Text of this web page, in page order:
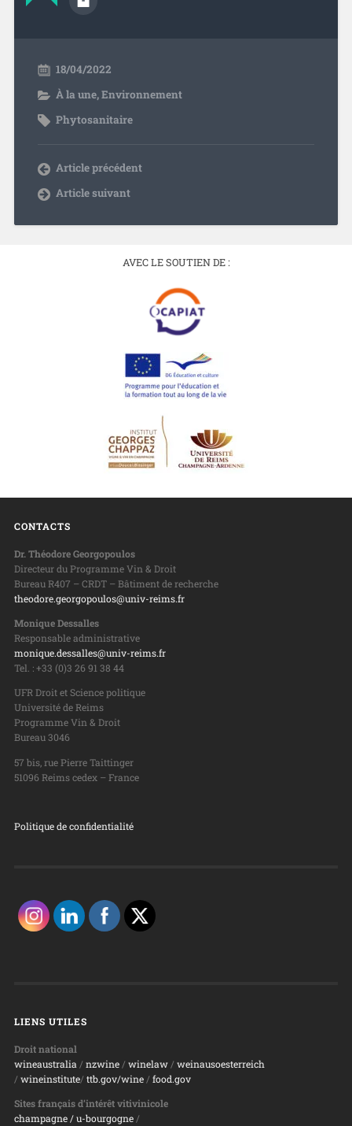
18/04/2022
À la une,Environnement
Phytosanitaire
Article précédent
Article suivant
AVEC LE SOUTIEN DE :
CONTACTS
Dr. Théodore Georgopoulos
Directeur du Programme Vin & Droit
Bureau R407 – CRDT – Bâtiment de recherche
theodore.georgopoulos@univ-reims.fr
Monique Dessalles
Responsable administrative
monique.dessalles@univ-reims.fr
Tel. : +33 (0)3 26 91 38 44
UFR Droit et Science politique
Université de Reims
Programme Vin & Droit
Bureau 3046
57 bis, rue Pierre Taittinger
51096 Reims cedex – France
Politique de confidentialité
LIENS UTILES
Droit national
wineaustralia / nzwine/ winelaw/ weinausoesterreich
/ wineinstitute/ ttb.gov/wine/ food.gov
Sites français d’intérêt vitivinicole
champagne/ u-bourgogne/